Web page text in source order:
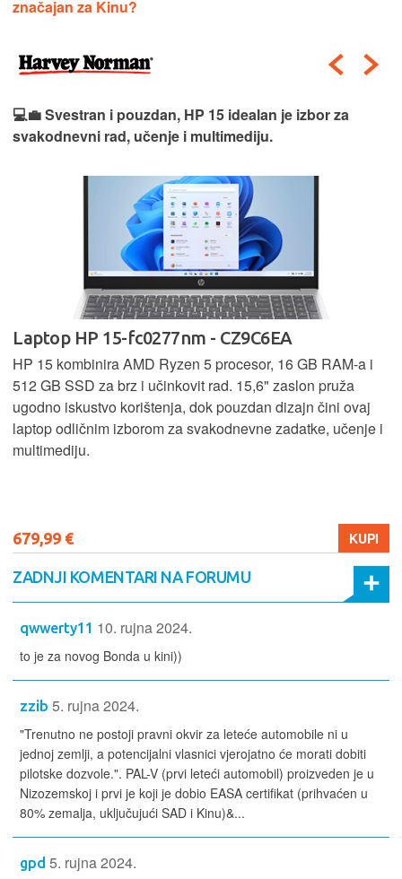
značajan za Kinu?
💻💼 Svestran i pouzdan, HP 15 idealan je izbor za
svakodnevni rad, učenje i multimediju.
Laptop HP 15-fc0277nm - CZ9C6EA
HP 15 kombinira AMD Ryzen 5 procesor, 16 GB RAM-a i
512 GB SSD za brz i učinkovit rad. 15,6" zaslon pruža
ugodno iskustvo korištenja, dok pouzdan dizajn čini ovaj
laptop odličnim izborom za svakodnevne zadatke, učenje i
multimediju.
679,99 € KUPI
ZADNJI KOMENTARI NA FORUMU
qwwerty11 10. rujna 2024.
to je za novog Bonda u kini))
zzib 5. rujna 2024.
"Trenutno ne postoji pravni okvir za leteće automobile ni u
jednoj zemlji, a potencijalni vlasnici vjerojatno će morati dobiti
pilotske dozvole.". PAL-V (prvi leteći automobil) proizveden je u
Nizozemskoj i prvi je koji je dobio EASA certifikat (prihvaćen u
80% zemalja, uključujući SAD i Kinu)&...
gpd 5. rujna 2024.